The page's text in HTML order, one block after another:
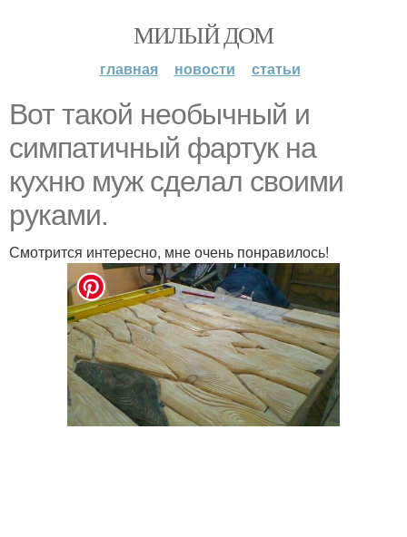
МИЛЫЙ ДОМ
главная новости статьи
Вот такой необычный и
симпатичный фартук на
кухню муж сделал своими
руками.
Смотрится интересно, мне очень понравилось!